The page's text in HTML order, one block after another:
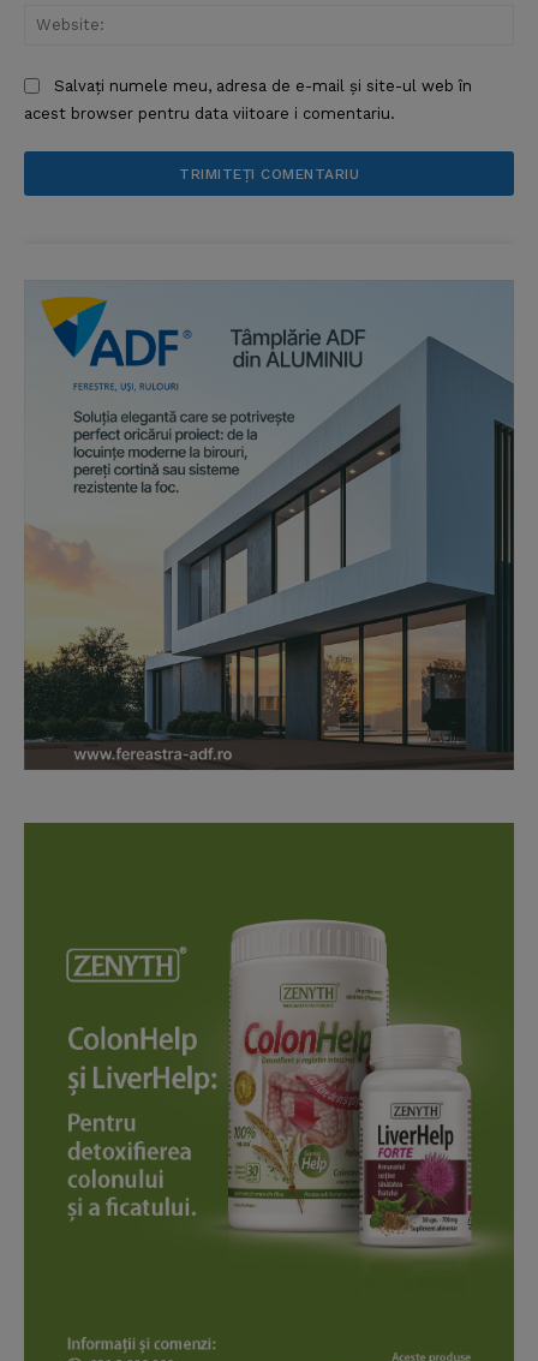
Salvați numele meu, adresa de e-mail și site-ul web în
acest browser pentru data viitoare i comentariu.